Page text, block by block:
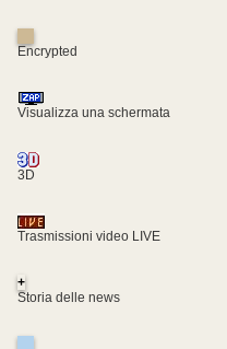
Encrypted
Visualizza una schermata
3D
Trasmissioni video LIVE
+
Storia delle news